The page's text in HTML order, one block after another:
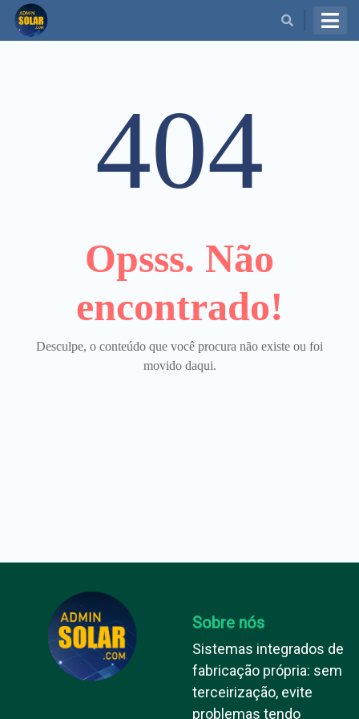
404
Opsss. Não
encontrado!
Desculpe, o conteúdo que você procura não existe ou foi
movido daqui.
Sobre nós
Sistemas integrados de
fabricação própria: sem
terceirização, evite
problemas tendo